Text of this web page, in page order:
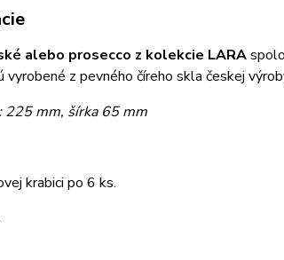
alebo prosecco z kolekcie LARAs
vyrobené z pevného číreho skla českej
: 225 mm, šírka 65 mm
krabici po 6 ks.